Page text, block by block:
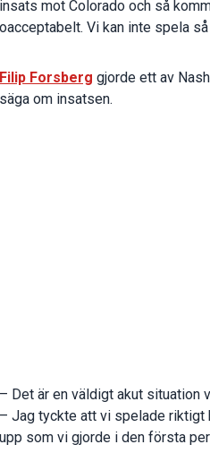
insats mot Colorado och så
oacceptabelt. Vi kan inte spela
Filip Forsberg gjorde ett av
säga om insatsen.
– Det är en väldigt akut situation
– Jag tyckte att vi spelade riktigt
upp som vi gjorde i den första